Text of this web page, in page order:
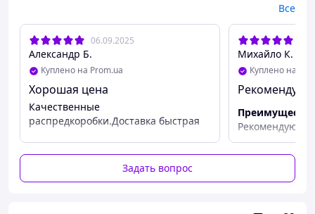
Тип:Распределительная коробка
Все
06.09.2025
Александр Б.
Куплено на Prom.ua
Хорошая цена
Качественные
распредкоробки.Доставка быстрая
Михайло К.
Куплено на
Преимущества
Задать вопрос